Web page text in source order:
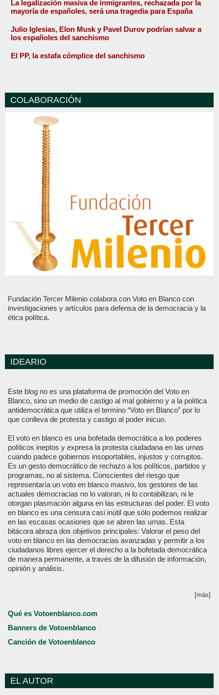
La legalización masiva de inmigrantes, rechazada por la
mayoría de españoles, será una tragedia para España
Julio Iglesias, Elon Musk y Pavel Durov podrían salvar a
los españoles del sanchismo
El PP, la estafa cómplice del sanchismo
COLABORACIÓN
Fundación Tercer Milenio colabora con Voto en Blanco con
investigaciones y artículos para defensa de la democracia y la
ética política.
IDEARIO
Este blog no es una plataforma de promoción del Voto en
Blanco, sino un medio de castigo al mal gobierno y a la política
antidemocrática que utiliza el termino “Voto en Blanco” por lo
que conlleva de protesta y castigo al poder inicuo.
El voto en blanco es una bofetada democrática a los poderes
políticos ineptos y expresa la protesta ciudadana en las urnas
cuando padece gobiernos insoportables, injustos y corruptos.
Es un gesto democrático de rechazo a los políticos, partidos y
programas, no al sistema. Conscientes del riesgo que
representaría un voto en blanco masivo, los gestores de las
actuales democracias no lo valoran, ni lo contabilizan, ni le
otorgan plasmación alguna en las estructuras del poder. El voto
en blanco es una censura casi inútil que sólo podemos realizar
en las escasas ocasiones que se abren las urnas. Esta
bitácora abraza dos objetivos principales: Valorar el peso del
voto en blanco en las democracias avanzadas y permitir a los
ciudadanos libres ejercer el derecho a la bofetada democrática
de manera permanente, a través de la difusión de información,
opinión y análisis.
[más]
Qué es Votoenblanco.com
Banners de Votoenblanco
Canción de Votoenblanco
EL AUTOR